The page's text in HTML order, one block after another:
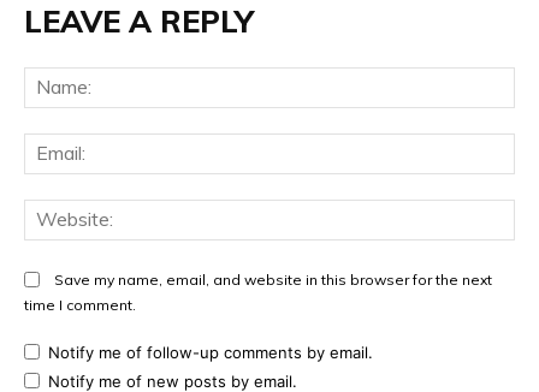
LEAVE A REPLY
Save my name, email, and website in this browser for the next
time I comment.
Notify me of follow-up comments by email.
Notify me of new posts by email.